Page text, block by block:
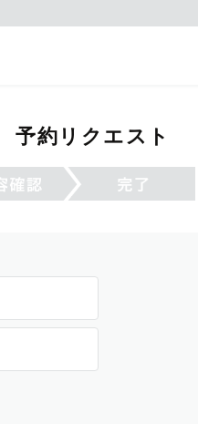
予約リクエスト